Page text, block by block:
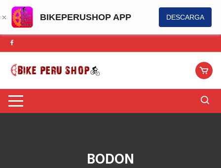
BIKEPERUSHOP APP DESCARGA
Saltar
al
contenido
BODON